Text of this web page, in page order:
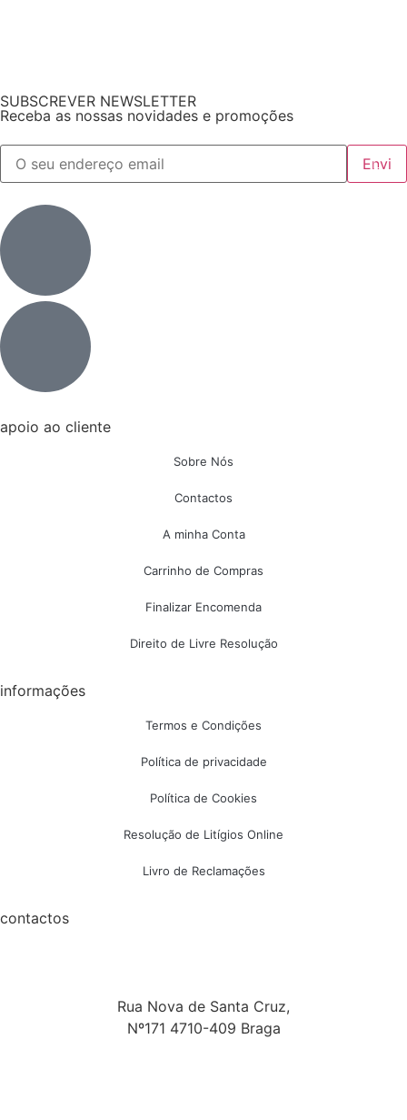
SUBSCREVER NEWSLETTER
Receba as nossas novidades e promoções
apoio ao cliente
Sobre Nós
Contactos
A minha Conta
Carrinho de Compras
Finalizar Encomenda
Direito de Livre Resolução
informações
Termos e Condições
Política de privacidade
Política de Cookies
Resolução de Litígios Online
Livro de Reclamações
contactos
Rua Nova de Santa Cruz,
Nº171 4710-409 Braga